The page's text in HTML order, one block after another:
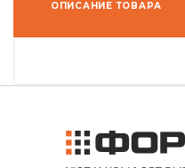
ОПИСАНИЕ ТОВАРА